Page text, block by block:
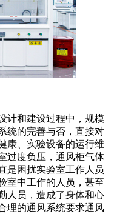
计和建设过程中，规模
统的完善与否，直接对
康、实验设备的运行维
过度负压，通风柜气体
是困扰实验室工作人员
室中工作的人员，甚至
人员，造成了身体和心
理的通风系统要求通风